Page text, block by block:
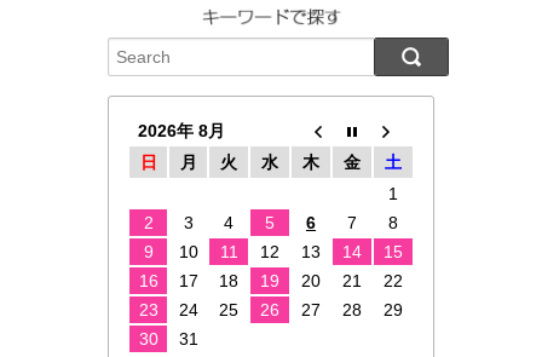
2026年 8月
日
月 火 水 木 金
土
1
2
3 4 5 6 7
8
9
10 11 12 13 14
15
16
17 18 19 20 21
22
23
24 25 26 27 28
29
30
31